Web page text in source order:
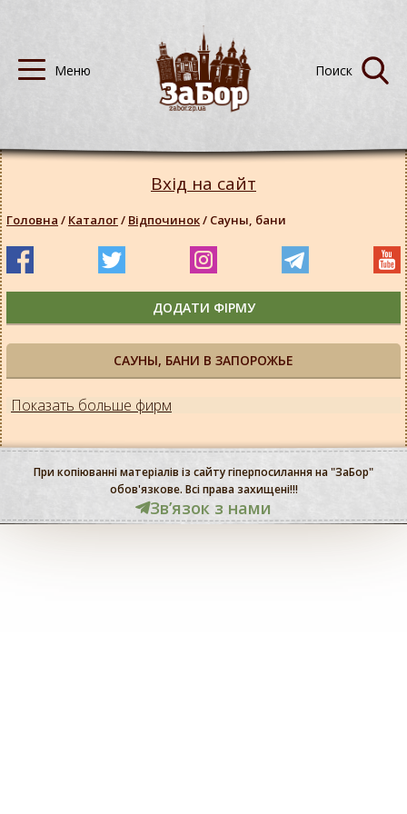
САУНЫ, БАНИ В ЗАПОРОЖЬЕ
Показать больше фирм
Вхід на сайт
Головна / Каталог/ Відпочинок/ Сауны, бани
ДОДАТИ ФІРМУ
При копіюванні матеріалів із сайту гіперпосилання на "ЗаБор"
обов'язкове. Всі права захищені!!!
Звʼязок з нами